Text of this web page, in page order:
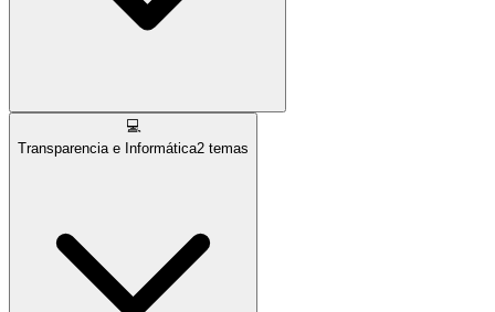
💻
Transparencia e Informática2 temas